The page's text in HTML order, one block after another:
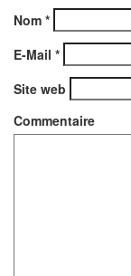
Nom *
E-Mail *
Site web
Commentaire